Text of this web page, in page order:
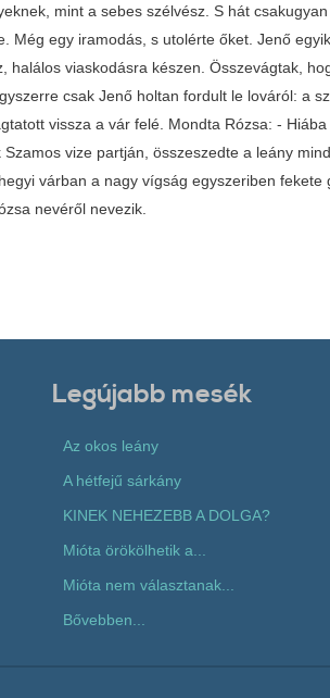
mint a sebes szélvész. S hát
Még egy iramodás, s utolérte őket. Jenő
viaskodásra készen. Összevágtak,
csak Jenő holtan fordult le lováról: a
vissza a vár felé. Mondta Rózsa: - Hiába
vize partján, összeszedte a leány
várban a nagy vígság egyszeriben fekete
nevéről nevezik.
Legújabb mesék
Az okos leány
A hétfejű sárkány
KINEK NEHEZEBB A DOLGA?
Mióta örökölhetik a...
Mióta nem választanak...
Bővebben...